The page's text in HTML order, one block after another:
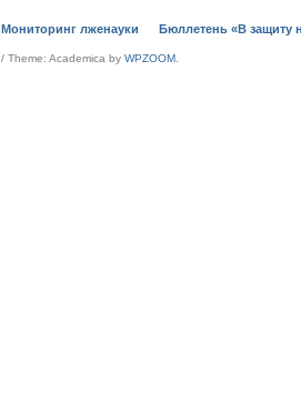
Мониторинг лженауки Бюллетень «В защиту
/ Theme: Academica by WPZOOM